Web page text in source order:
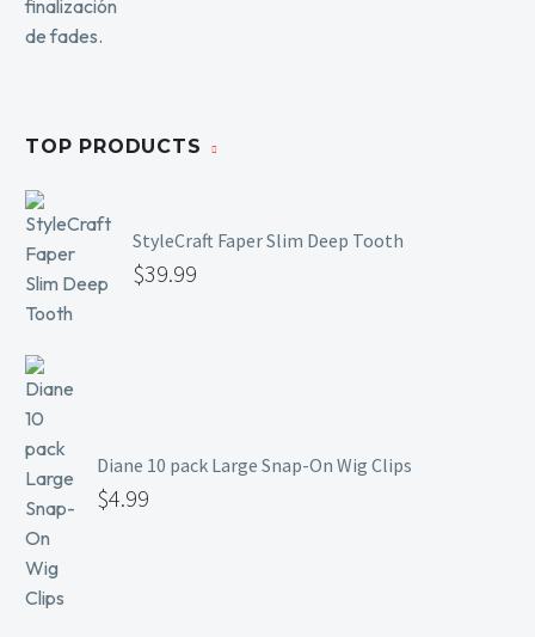
TOP PRODUCTS
StyleCraft Faper Slim Deep Tooth
$39.99
Diane 10 pack Large Snap-On Wig Clips
$4.99